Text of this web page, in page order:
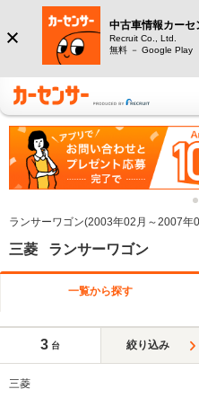
中古車情報カーセ
Recruit Co., Ltd.
無料 － Google Play
ランサーワゴン(2003年02月～2007年
三菱 ランサーワゴン
一覧から探す
3 台 絞り込み
三菱